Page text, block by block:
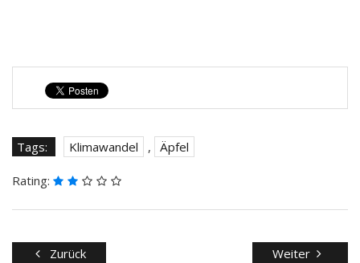
Tags: Klimawandel , Äpfel
Rating:
Zurück Weiter